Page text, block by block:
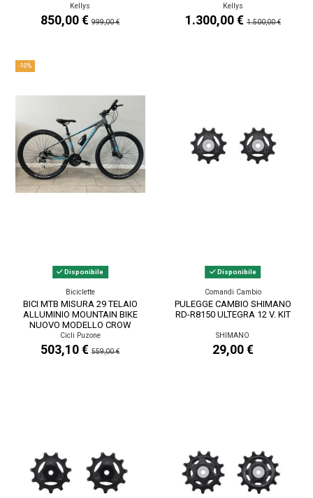
CARBONIO...
Kellys
850,00 €999,00 €
FORCELLA IN CARBONIO...
Kellys
1.300,00 €1.500,00 €
-10%
Disponibile
Biciclette
BICI MTB MISURA 29 TELAIO
ALLUMINIO MOUNTAIN BIKE
NUOVO MODELLO CROW
CAMBIO SHIMANO...
Cicli Puzone
503,10 €559,00 €
Disponibile
Comandi Cambio
PULEGGE CAMBIO SHIMANO
RD-R8150 ULTEGRA 12 V. KIT
SHIMANO
29,00 €